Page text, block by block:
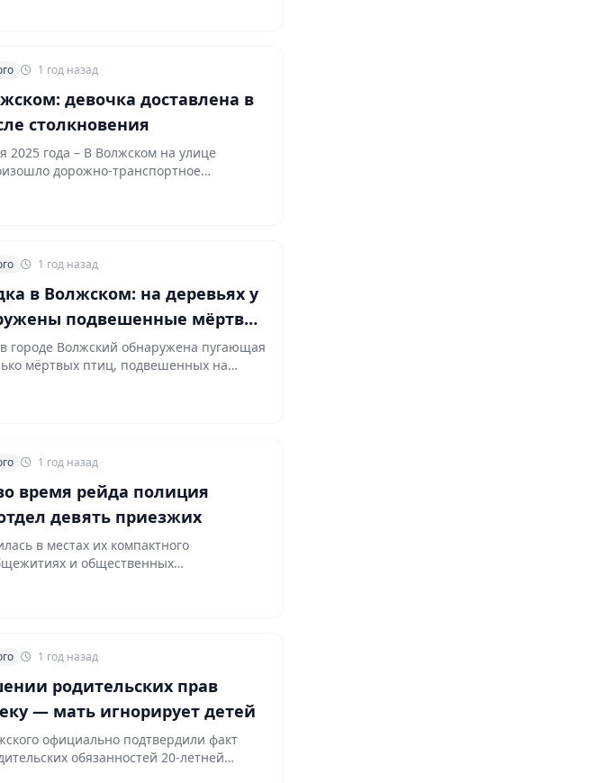
1 год назад
девочка доставлена в
столкновения
2025 года – В Волжском на улице
дорожно-транспортное
1 год назад
в Волжском: на деревьях у
подвешенные мёртвые
городе Волжский обнаружена пугающая
мёртвых птиц, подвешенных на…
1 год назад
время рейда полиция
девять приезжих
в местах их компактного
и общественных
МВД уточняли,…
1 год назад
родительских прав
— мать игнорирует детей
официально подтвердили факт
обязанностей 20-летней
о которой ранее сообщали…